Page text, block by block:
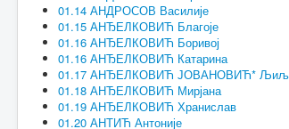
01.14 АНДРОСОВ Василије
01.15 АНЂЕЛКОВИЋ Благоје
01.16 АНЂЕЛКОВИЋ Боривој
01.16 АНЂЕЛКОВИЋ Катарина
01.17 АНЂЕЛКОВИЋ ЈОВАНОВИЋ*
01.18 АНЂЕЛКОВИЋ Мирјана
01.19 АНЂЕЛКОВИЋ Хранислав
01.20 АНТИЋ Антоније